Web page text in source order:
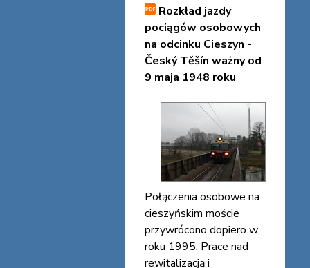
Rozkład jazdy
pociągów osobowych
na odcinku Cieszyn -
Český Těšín ważny od
9 maja 1948 roku
Połączenia osobowe na
cieszyńskim moście
przywrócono dopiero w
roku 1995. Prace nad
rewitalizacją i